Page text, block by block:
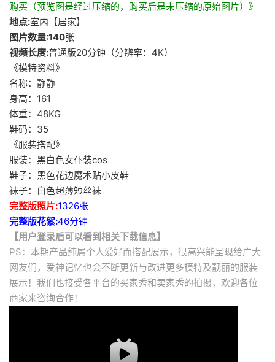
购买（预览图是经过压缩的，购买后是未压缩的原始图片）》
地点:室内【居家】
图片数量:140张
视频长度:普通版20分钟（分辨率：4K）
《模特资料》
名称：静静
身高：161
体重：48KG
鞋码：35
《服装搭配》
服装：黑白色女仆装cos
鞋子：黑色花边魔术贴小皮鞋
袜子：白色超薄短丝袜
完整版照片:1326张
完整版花絮:46分钟
【用户登录后可以看到相关下载信息】
PS：本期产品纯属个人爱好而搭配展示，很高兴能呈现给广大
网友们，爱神记忆也会不断更新与改进更多模特及靓丽的服装
展示！我们也接受各平台的买家秀和卖家秀的拍摄，欢迎各位
商家来咨询合作！